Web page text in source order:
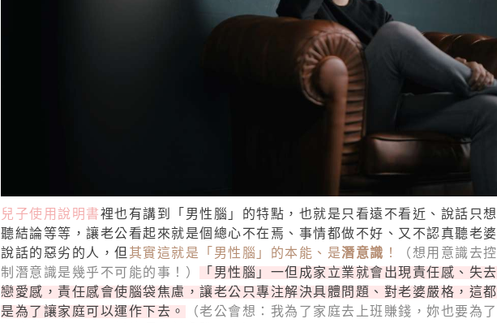
兒子使用說明書裡也有講到「男性腦」的特點，也就是只看遠不看近、說話只想
聽結論等等，讓老公看起來就是個總心不在焉、事情都做不好、又不認真聽老婆
說話的惡劣的人，但 其實這就是「男性腦」的本能、是潛意識 ！
（想用意識去控
制潛意識是幾乎不可能的事！）
「男性腦」一但成家立業就會出現責任感、失去
戀愛感，責任感會使腦袋焦慮，讓老公只專注解決具體問題、對老婆嚴格，這都
是為了讓家庭可以運作下去。
（老公會想：我為了家庭去上班賺錢，妳也要為了